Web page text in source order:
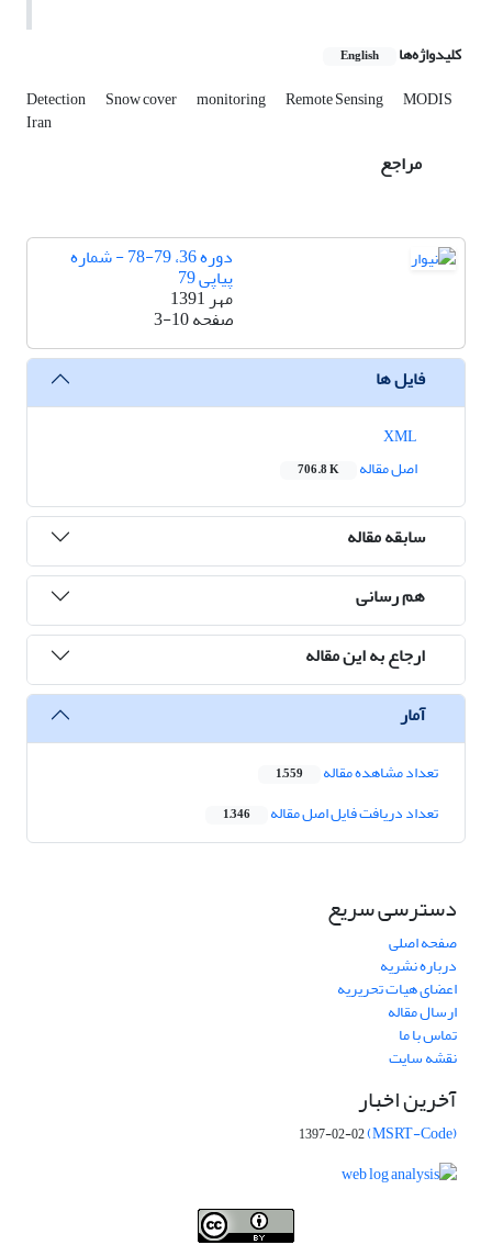
کلیدواژه‌ها English
Detection Snow cover monitoring Remote Sensing MODIS
Iran
مراجع
دوره 36، 79-78 - شماره
پیاپی 79
مهر 1391
صفحه3-10
فایل ها
اصل مقاله
706.8 K
سابقه مقاله
هم رسانی
ارجاع به این مقاله
آمار
تعداد مشاهده مقاله 1,559
تعداد دریافت فایل اصل مقاله 1,346
دسترسی سریع
صفحه اصلی
درباره نشریه
اعضای هیات تحریریه
ارسال مقاله
تماس با ما
نقشه سایت
آخرین اخبار
(MSRT-Code)
1397-02-02